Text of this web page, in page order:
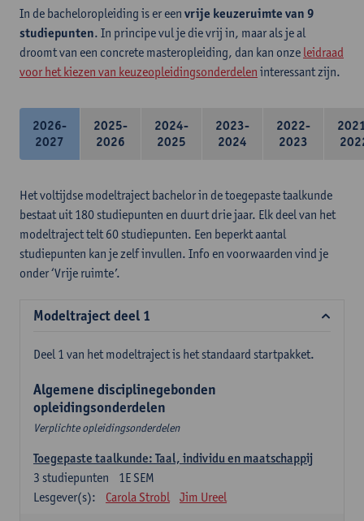
In de bacheloropleiding is er een vrije keuzeruimte van 9
studiepunten. In principe vul je die vrij in, maar als je al
droomt van een concrete masteropleiding, dan kan onze leidraad
voor het kiezen van keuzeopleidingsonderdelen interessant zijn.
2026-
2027
2025-
2026
2024-
2025
2023-
2024
2022-
2023
Het voltijdse modeltraject bachelor in de toegepaste taalkunde
bestaat uit 180 studiepunten en duurt drie jaar. Elk deel van het
modeltraject telt 60 studiepunten. Een beperkt aantal
studiepunten kan je zelf invullen. Info en voorwaarden vind je
onder ‘Vrije ruimte’.
Modeltraject deel 1
Deel 1 van het modeltraject is het standaard startpakket.
Algemene disciplinegebonden
opleidingsonderdelen
Verplichte opleidingsonderdelen
Toegepaste taalkunde: Taal, individu en maatschappij
1E SEM
3 studiepunten
Lesgever(s):
Carola Strobl Jim Ureel